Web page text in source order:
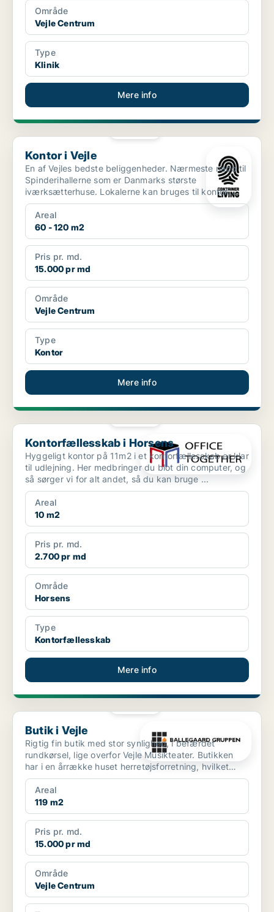
Område
Vejle Centrum
Type
Klinik
Mere info
Kontor i Vejle
Kontor i Vejle
En af Vejles bedste beliggenheder. Nærmeste nabo til
Spinderihallerne som er Danmarks største
iværksætterhuse. Lokalerne kan bruges til kontor,
showroom,...
Areal
60 - 120 m2
Pris pr. md.
15.000 pr md
Område
Vejle Centrum
Type
Kontor
Mere info
Kontorfællesskab i Horsens
Kontorfællesskab i Horsens
Hyggeligt kontor på 11m2 i et kontorfællesskab er klar
til udlejning. Her medbringer du blot din computer, og
så sørger vi for alt andet, så du kan bruge ...
Areal
10 m2
Pris pr. md.
2.700 pr md
Område
Horsens
Type
Kontorfællesskab
Mere info
Butik i Vejle
Butik i Vejle
Rigtig fin butik med stor synlighed, i befærdet
rundkørsel, lige overfor Vejle Musikteater. Butikken
har i en årrække huset herretøjsforretning, hvilket
pas...
Areal
119 m2
Pris pr. md.
15.000 pr md
Område
Vejle Centrum